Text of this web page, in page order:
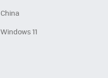
China
Windows 11